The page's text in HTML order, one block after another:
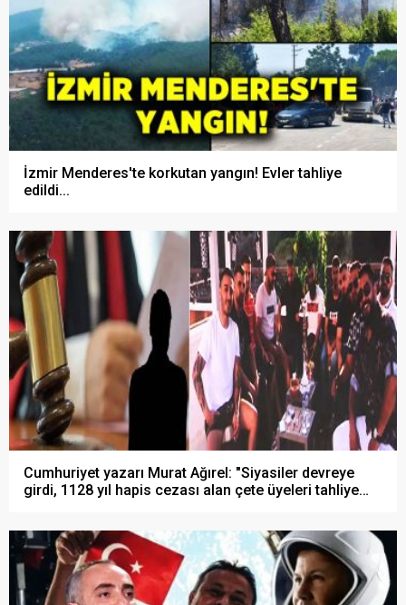
İzmir Menderes'te korkutan yangın! Evler tahliye
edildi...
Cumhuriyet yazarı Murat Ağırel: "Siyasiler devreye
girdi, 1128 yıl hapis cezası alan çete üyeleri tahliye